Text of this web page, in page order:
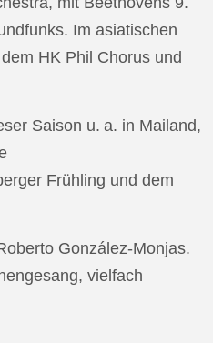
Im asiatischen
HK Phil Chorus und
Saison u. a. in Mailand,
Frühling und dem
González-Monjas.
vielfach